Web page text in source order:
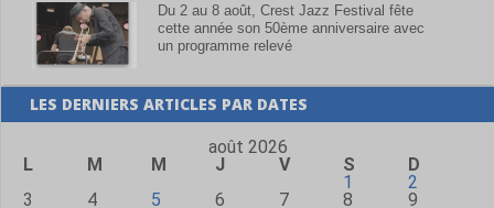
Du 2 au 8 août, Crest Jazz Festival fête
cette année son 50ème anniversaire avec
un programme relevé
LES DERNIERS ARTICLES PAR DATES
août 2026
L
M M J V S
D
1
2
3
4 5 6 7 8
9